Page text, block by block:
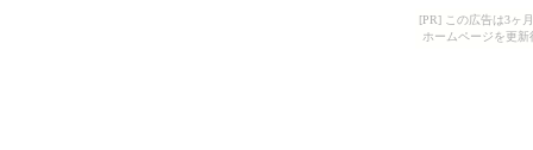
[PR] この広告は3ヶ
ホームページを更